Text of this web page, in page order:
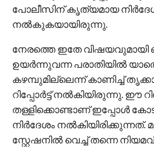
പോലീസിന് കൃത്യമായ
നൽകുകയായിരുന്നു.
നേരത്തെ ഇതേ വിഷയവുമായി
ഉയർന്നുവന്ന പരാതിയിൽ
കഴമ്പുമില്ലെന്ന് കാണിച്ച്
റിപ്പോർട്ട് നൽകിയിരുന്നു. ഈ
തള്ളിക്കൊണ്ടാണ് ഇപ്പോൾ
നിർദേശം
സ്റ്റേഷനിൽ വെച്ച് തന്നെ